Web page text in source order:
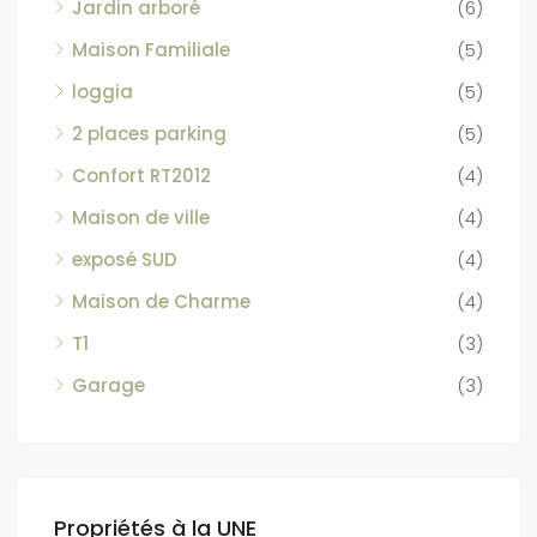
Jardin arboré
(6)
Maison Familiale
(5)
loggia
(5)
2 places parking
(5)
Confort RT2012
(4)
Maison de ville
(4)
exposé SUD
(4)
Maison de Charme
(4)
T1
(3)
Garage
(3)
Propriétés à la UNE